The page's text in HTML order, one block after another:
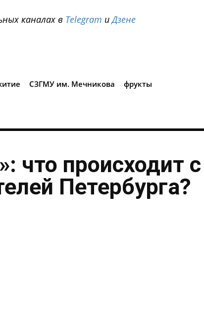
каналах в Telegram иДзене
СЗГМУ им. Мечникова фрукты
что происходит с
Петербурга?